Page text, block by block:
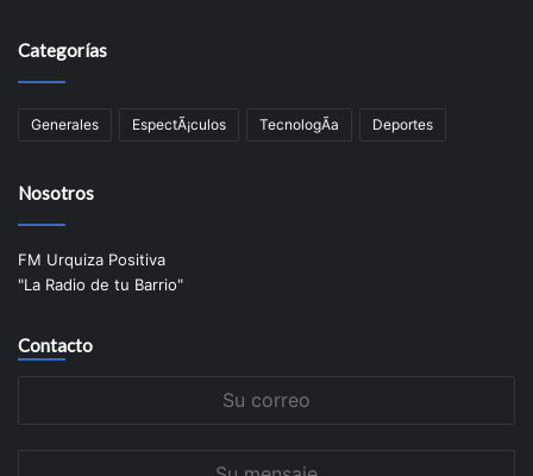
Categorías
Generales EspectÃ¡culos TecnologÃ­a Deportes
Nosotros
FM Urquiza Positiva
"La Radio de tu Barrio"
Contacto